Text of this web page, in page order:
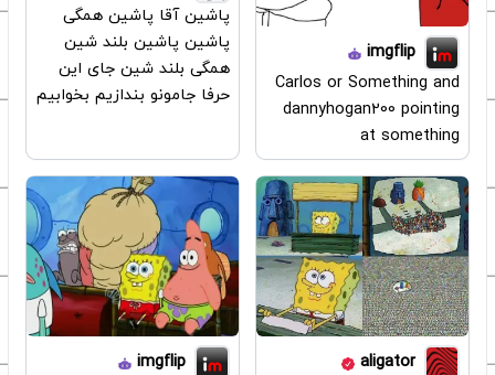
imgflip
Carlos or Something and
dannyhogan200 pointing
at something
پاشین آقا پاشین همگی
پاشین پاشین بلند شین
همگی بلند شین جای این
حرفا جامونو بندازیم بخوابیم
aligator
imgflip